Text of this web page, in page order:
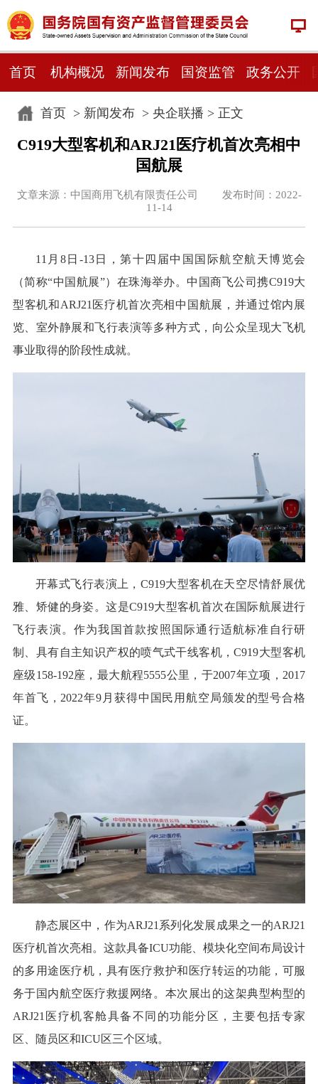
首页 机构概况 新闻发布 国资监管 政务公开
首页> 新闻发布> 央企联播 > 正文
C919大型客机和ARJ21医疗机首次亮相中
国航展
文章来源：中国商用飞机有限责任公司 发布时间：2022-
11-14
11月8日-13日，第十四届中国国际航空航天博览会
（简称“中国航展”）在珠海举办。中国商飞公司携C919大
型客机和ARJ21医疗机首次亮相中国航展，并通过馆内展
览、室外静展和飞行表演等多种方式，向公众呈现大飞机
事业取得的阶段性成就。
开幕式飞行表演上，C919大型客机在天空尽情舒展优
雅、矫健的身姿。这是C919大型客机首次在国际航展进行
飞行表演。作为我国首款按照国际通行适航标准自行研
制、具有自主知识产权的喷气式干线客机，C919大型客机
座级158-192座，最大航程5555公里，于2007年立项，2017
年首飞，2022年9月获得中国民用航空局颁发的型号合格
证。
静态展区中，作为ARJ21系列化发展成果之一的ARJ21
医疗机首次亮相。这款具备ICU功能、模块化空间布局设计
的多用途医疗机，具有医疗救护和医疗转运的功能，可服
务于国内航空医疗救援网络。本次展出的这架典型构型的
ARJ21医疗机客舱具备不同的功能分区，主要包括专家
区、随员区和ICU区三个区域。